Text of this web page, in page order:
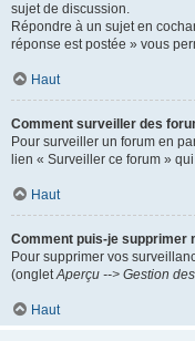
sujet de discussion.
Répondre à un sujet en
réponse est postée » vous
Haut
Comment surveiller des
Pour surveiller un forum en
lien « Surveiller ce forum »
Haut
Comment puis-je supprimer
Pour supprimer vos
(ongletAperçu --> Gestion
Haut